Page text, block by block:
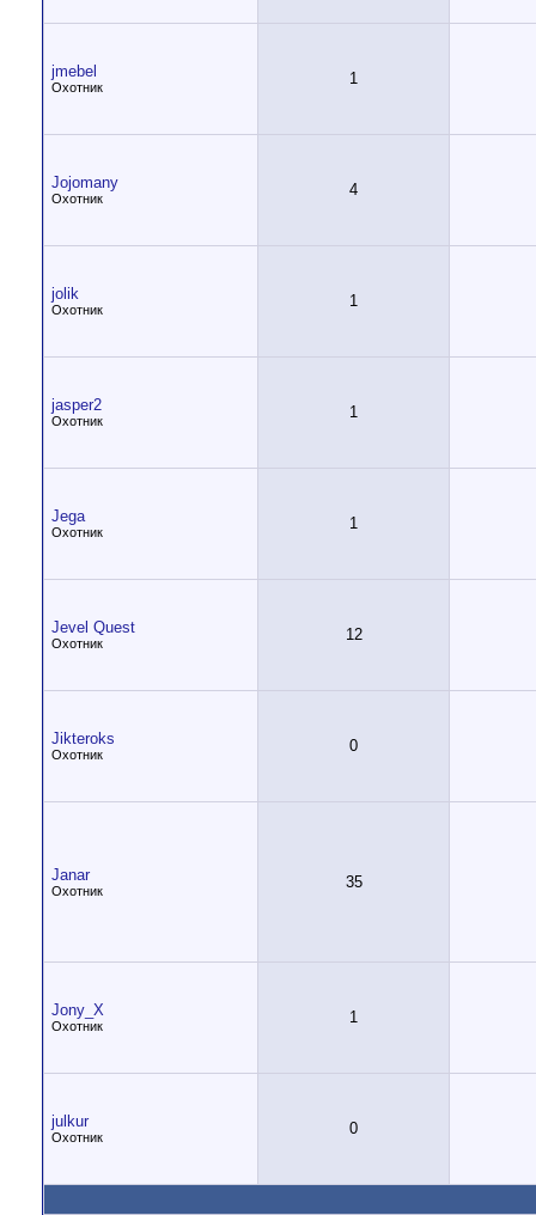
jmebel
Охотник 1
Jojomany
Охотник 4
jolik
Охотник 1
jasper2
Охотник 1
Jega
Охотник 1
Jevel Quest
Охотник 12
Jikteroks
Охотник 0
Janar
Охотник 35
Jony_X
Охотник 1
julkur
Охотник 0